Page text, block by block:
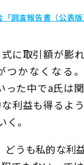
調査報告書（公表版
に取引額が膨れ
つかなくなる
った中でa氏は
利益も得るよ
。
どうも私的な利